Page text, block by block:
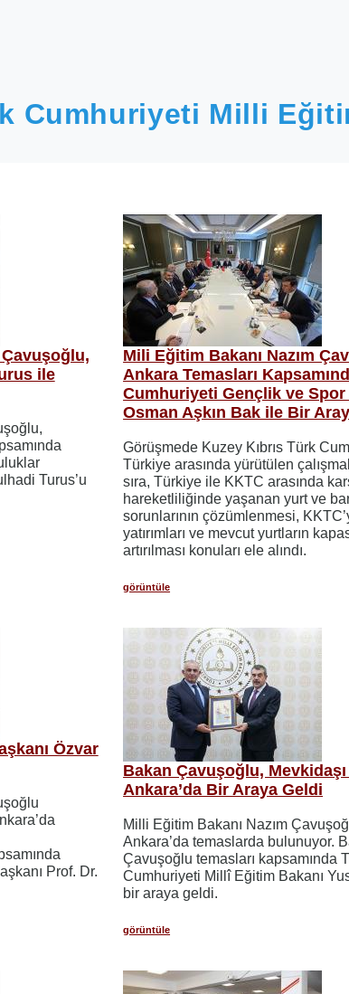
Cumhuriyeti Milli
Çavuşoğlu,
ile
Turus’u
Mili Eğitim Bakanı Nazım
Ankara Temasları
Cumhuriyeti Gençlik ve Spor
Osman Aşkın Bak ile Bir
Görüşmede Kuzey Kıbrıs Türk
Türkiye arasında yürütülen
sıra, Türkiye ile KKTC arasında
hareketliliğinde yaşanan yurt ve
sorunlarının çözümlenmesi,
yatırımları ve mevcut yurtların
artırılması konuları ele alındı.
görüntüle
Özvar
Prof. Dr.
Bakan Çavuşoğlu,
Ankara’da Bir Araya Geldi
Milli Eğitim Bakanı Nazım
Ankara’da temaslarda bulunuyor.
Çavuşoğlu temasları kapsamında
Cumhuriyeti Millî Eğitim Bakanı
bir araya geldi.
görüntüle